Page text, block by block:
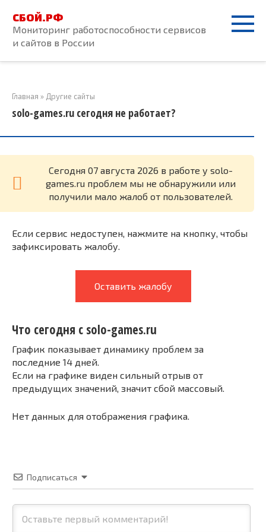
контенту
СБОЙ.РФ
Мониторинг работоспособности сервисов
и сайтов в России
Главная » Другие сайты
solo-games.ru сегодня не работает?
Cегодня 07 августа 2026 в работе у solo-
games.ru проблем мы не обнаружили или
получили мало жалоб от пользователей.
Если сервис недоступен, нажмите на кнопку, чтобы
зафиксировать жалобу.
Оставить жалобу
Что сегодня с solo-games.ru
График показывает динамику проблем за
последние 14 дней.
Если на графике виден сильный отрыв от
предыдущих значений, значит сбой массовый.
Нет данных для отображения графика.
Подписаться